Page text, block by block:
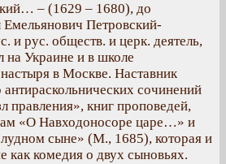
– (1629 – 1680), до
Петровский-
и рус. обществ. и церк. деятель,
на Украине и в школе
в Москве. Наставник
сочинений
правления», книг проповедей,
«О Навходоносоре царе…» и
сыне» (М., 1685), которая и
как комедия о двух сыновьях.